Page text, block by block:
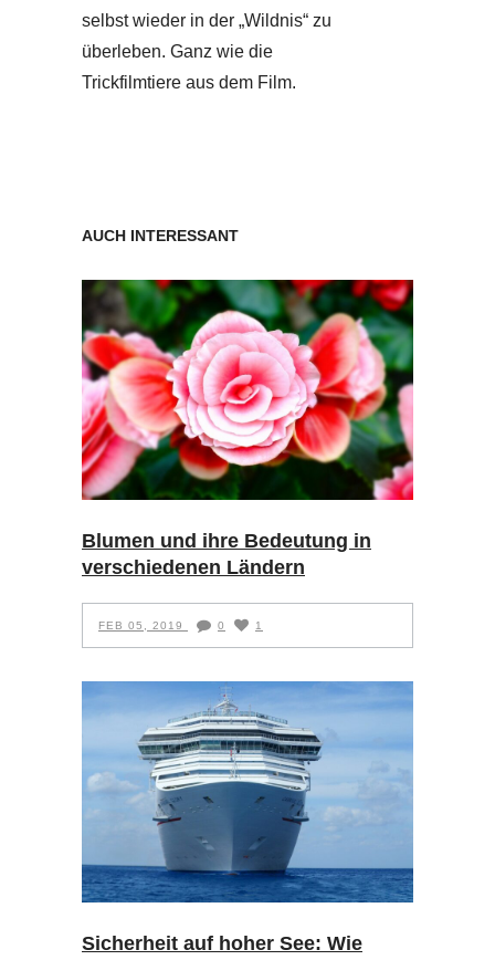
selbst wieder in der „Wildnis“ zu
überleben. Ganz wie die
Trickfilmtiere aus dem Film.
AUCH INTERESSANT
Blumen und ihre Bedeutung in
verschiedenen Ländern
FEB 05, 2019 0 1
Sicherheit auf hoher See: Wie